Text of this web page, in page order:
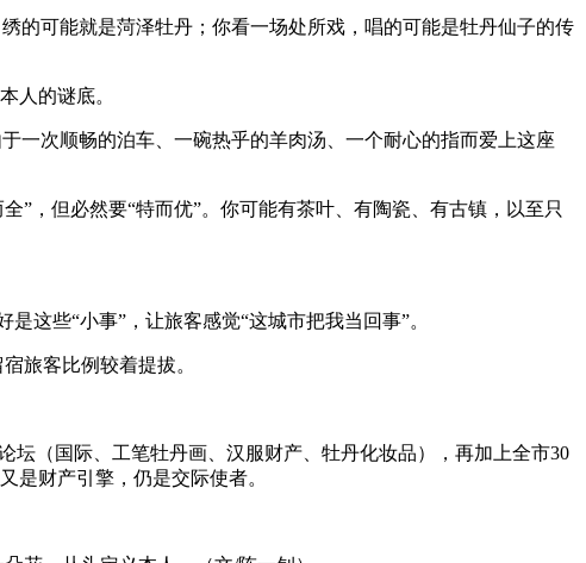
可能就是菏泽牡丹；你看一场处所戏，唱的可能是牡丹仙子的传
人的谜底。
次顺畅的泊车、一碗热乎的羊肉汤、一个耐心的指而爱上这座
，但必然要“特而优”。你可能有茶叶、有陶瓷、有古镇，以至只
些“小事”，让旅客感觉“这城市把我当回事”。
旅客比例较着提拔。
（国际、工笔牡丹画、汉服财产、牡丹化妆品），再加上全市30
是财产引擎，仍是交际使者。